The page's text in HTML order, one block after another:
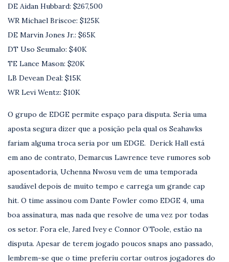
DE Aidan Hubbard: $267,500
WR Michael Briscoe: $125K
DE Marvin Jones Jr.: $65K
DT Uso Seumalo: $40K
TE Lance Mason: $20K
LB Devean Deal: $15K
WR Levi Wentz: $10K
O grupo de EDGE permite espaço para disputa. Seria uma
aposta segura dizer que a posição pela qual os Seahawks
fariam alguma troca seria por um EDGE. Derick Hall está
em ano de contrato, Demarcus Lawrence teve rumores sob
aposentadoria, Uchenna Nwosu vem de uma temporada
saudável depois de muito tempo e carrega um grande cap
hit. O time assinou com Dante Fowler como EDGE 4, uma
boa assinatura, mas nada que resolve de uma vez por todas
os setor. Fora ele, Jared Ivey e Connor O’Toole, estão na
disputa. Apesar de terem jogado poucos snaps ano passado,
lembrem-se que o time preferiu cortar outros jogadores do